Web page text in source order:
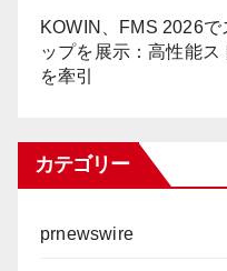
KOWIN、FMS 2026
ップを展示：高性能
を牽引
カテゴリー
prnewswire